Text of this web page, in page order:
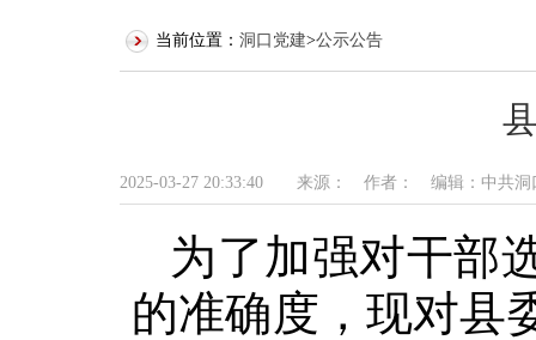
当前位置： 洞口党建>公示公告
2025-03-27 20:33:40 来源： 作者： 编辑：中共
为了加强对干部
的准确度，现对县